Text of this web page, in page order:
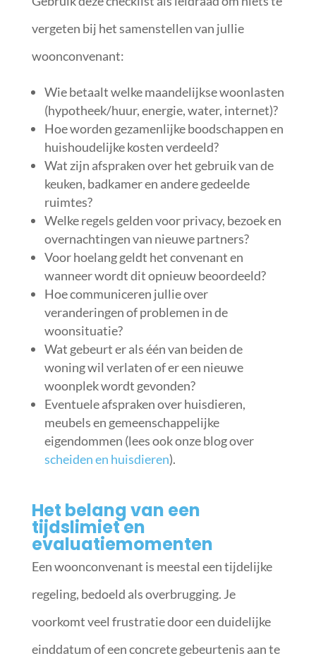
vergeten bij het samenstellen van jullie
woonconvenant:
Wie betaalt welke maandelijkse woonlasten
(hypotheek/huur, energie, water, internet)?
Hoe worden gezamenlijke boodschappen en
huishoudelijke kosten verdeeld?
Wat zijn afspraken over het gebruik van de
keuken, badkamer en andere gedeelde
ruimtes?
Welke regels gelden voor privacy, bezoek en
overnachtingen van nieuwe partners?
Voor hoelang geldt het convenant en
wanneer wordt dit opnieuw beoordeeld?
Hoe communiceren jullie over
veranderingen of problemen in de
woonsituatie?
Wat gebeurt er als één van beiden de
woning wil verlaten of er een nieuwe
woonplek wordt gevonden?
Eventuele afspraken over huisdieren,
meubels en gemeenschappelijke
eigendommen (lees ook onze blog over
scheiden en huisdieren).
Het belang van een
tijdslimiet en
evaluatiemomenten
Een woonconvenant is meestal een tijdelijke
regeling, bedoeld als overbrugging. Je
voorkomt veel frustratie door een duidelijke
einddatum of een concrete gebeurtenis aan te